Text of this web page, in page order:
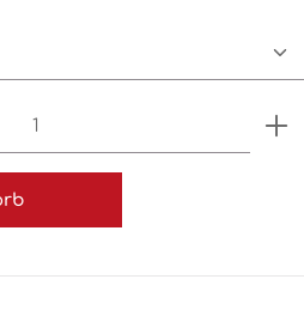
gewünschten Wert